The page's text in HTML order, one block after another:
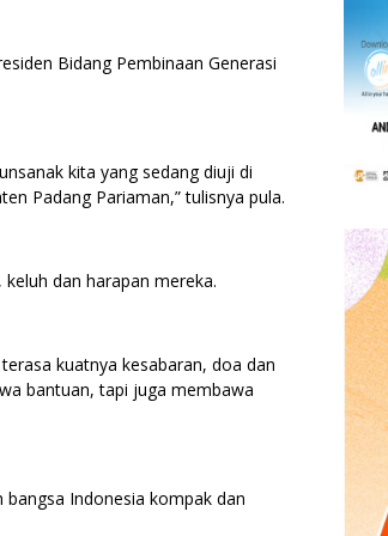
Bidang Pembinaan Generasi
kita yang sedang diuji di
Padang Pariaman,” tulisnya pula.
dan harapan mereka.
kuatnya kesabaran, doa dan
bantuan, tapi juga membawa
Indonesia kompak dan